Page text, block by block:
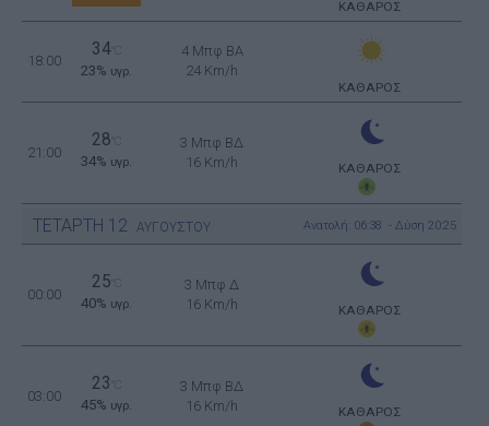
ΚΑΘΑΡΟΣ
18:00
34°C
23% υγρ.
4 Μπφ BA
24 Km/h
ΚΑΘΑΡΟΣ
21:00
28
34% υγρ.
3 Μπφ ΒΔ
16 Km/h
ΚΑΘΑΡΟΣ
ΤΕΤΑΡΤΗ 12 ΑΥΓΟΥΣΤΟΥ Ανατολή: 06:38 - Δύση 20:25
00:00
25
40% υγρ.
3 Μπφ Δ
16 Km/h
ΚΑΘΑΡΟΣ
03:00
23
45% υγρ.
3 Μπφ ΒΔ
16 Km/h
ΚΑΘΑΡΟΣ